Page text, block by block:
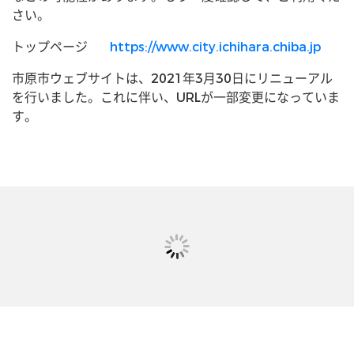
さい。
トップページ https://www.city.ichihara.chiba.jp
市原市ウェブサイトは、2021年3月30日にリニューアル
を行いました。これに伴い、URLが一部変更になっていま
す。